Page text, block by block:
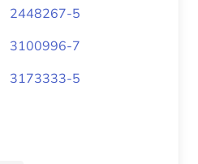
2448267-5
3100996-7
3173333-5